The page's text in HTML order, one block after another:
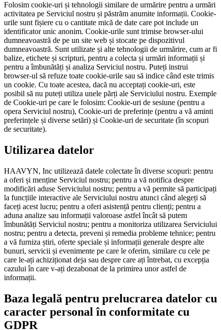
Folosim cookie-uri și tehnologii similare de urmărire pentru a urmări
activitatea pe Serviciul nostru și păstrăm anumite informații. Cookie-
urile sunt fișiere cu o cantitate mică de date care pot include un
identificator unic anonim. Cookie-urile sunt trimise browser-ului
dumneavoastră de pe un site web și stocate pe dispozitivul
dumneavoastră. Sunt utilizate și alte tehnologii de urmărire, cum ar fi
balize, etichete și scripturi, pentru a colecta și urmări informații și
pentru a îmbunătăți și analiza Serviciul nostru. Puteți instrui
browser-ul să refuze toate cookie-urile sau să indice când este trimis
un cookie. Cu toate acestea, dacă nu acceptați cookie-uri, este
posibil să nu puteți utiliza unele părți ale Serviciului nostru. Exemple
de Cookie-uri pe care le folosim: Cookie-uri de sesiune (pentru a
opera Serviciul nostru), Cookie-uri de preferințe (pentru a vă aminti
preferințele și diverse setări) și Cookie-uri de securitate (în scopuri
de securitate).
Utilizarea datelor
HAAVYN, Inc utilizează datele colectate în diverse scopuri: pentru
a oferi și menține Serviciul nostru; pentru a vă notifica despre
modificări aduse Serviciului nostru; pentru a vă permite să participați
la funcțiile interactive ale Serviciului nostru atunci când alegeți să
faceți acest lucru; pentru a oferi asistență pentru clienți; pentru a
aduna analize sau informații valoroase astfel încât să putem
îmbunătăți Serviciul nostru; pentru a monitoriza utilizarea Serviciului
nostru; pentru a detecta, preveni și remedia probleme tehnice; pentru
a vă furniza știri, oferte speciale și informații generale despre alte
bunuri, servicii și evenimente pe care le oferim, similare cu cele pe
care le-ați achiziționat deja sau despre care ați întrebat, cu excepția
cazului în care v-ați dezabonat de la primirea unor astfel de
informații.
Baza legală pentru prelucrarea datelor cu
caracter personal în conformitate cu
GDPR